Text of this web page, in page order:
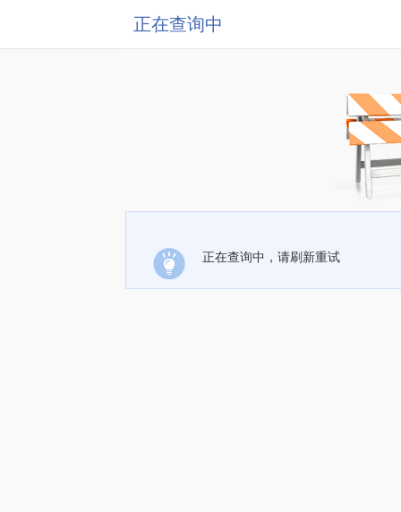
正在查询中
正在查询中，请刷新重试